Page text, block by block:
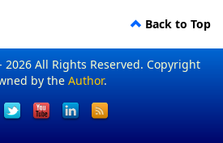
Back to Top
2026 All Rights Reserved. Copyright
by the Author.